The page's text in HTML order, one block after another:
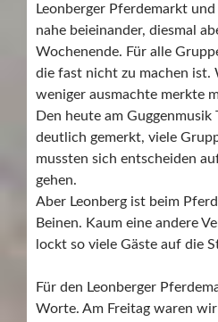
Leonberger Pferdemarkt
nahe beieinander, diesmal
Wochenende. Für alle
die fast nicht zu machen ist.
weniger ausmachte merkte
Den heute am
deutlich gemerkt, viele
mussten sich entscheiden
gehen.
Aber Leonberg ist beim
Beinen. Kaum eine andere
lockt so viele Gäste auf die
Für den Leonberger
Worte. Am Freitag waren